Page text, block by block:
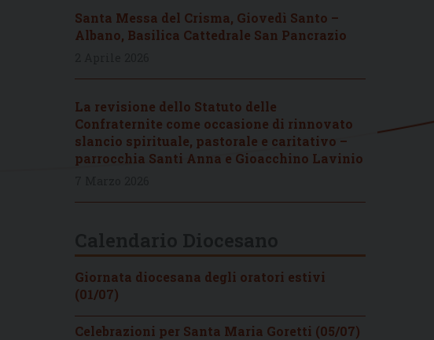
Santa Messa del Crisma, Giovedì Santo –
Albano, Basilica Cattedrale San Pancrazio
La revisione dello Statuto delle
Confraternite come occasione di rinnovato
slancio spirituale, pastorale e caritativo –
parrocchia Santi Anna e Gioacchino Lavinio
Giornata diocesana degli oratori estivi
(01/07)
Celebrazioni per Santa Maria Goretti (05/07)